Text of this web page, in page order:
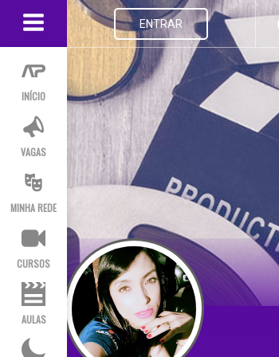
INÍCIO
VAGAS
MINHA REDE
CURSOS
AULAS
ENTRAR